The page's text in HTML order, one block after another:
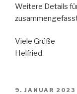
Weitere Details
Viele Grüße
Helfried
9. JANUAR 2023